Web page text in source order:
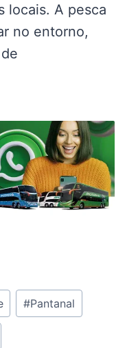
locais. A pesca
no entorno,
#Pantanal